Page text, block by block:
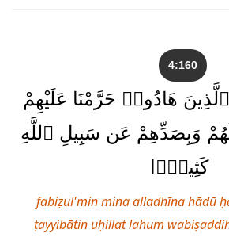
4:160
هَادُوا۟ حَرَّمْنَا عَلَيْهِمْ
وَبِصَدِّهِمْ عَن سَبِيلِ ٱللَّهِ
كَثِيرًۭا
fabiẓul'min mina alladhīna hādū
ṭayyibātin uḥillat lahum